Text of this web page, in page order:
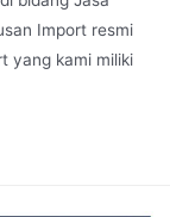
Import resmi
yang kami miliki